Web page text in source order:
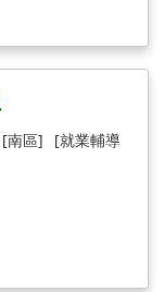
[南區]
[就業輔導